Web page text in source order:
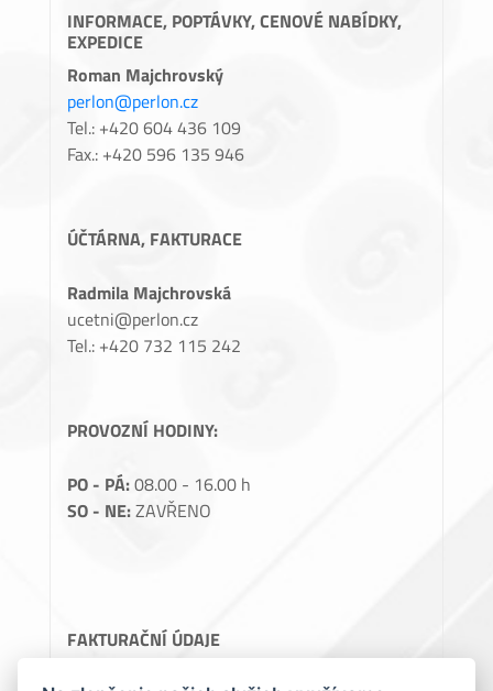
INFORMACE, POPTÁVKY, CENOVÉ NABÍDKY,
EXPEDICE
Roman Majchrovský
perlon@perlon.cz
Tel.: +420 604 436 109
Fax.: +420 596 135 946
ÚČTÁRNA, FAKTURACE
Radmila Majchrovská
ucetni@perlon.cz
Tel.: +420 732 115 242
PROVOZNÍ HODINY:
PO - PÁ:08.00 - 16.00 h
SO - NE:ZAVŘENO
FAKTURAČNÍ ÚDAJE